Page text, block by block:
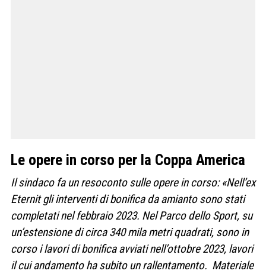
Le opere in corso per la Coppa America
Il sindaco fa un resoconto sulle opere in corso: «Nell’ex
Eternit gli interventi di bonifica da amianto sono stati
completati nel febbraio 2023. Nel Parco dello Sport, su
un’estensione di circa 340 mila metri quadrati, sono in
corso i lavori di bonifica avviati nell’ottobre 2023, lavori
il cui andamento ha subito un rallentamento. Materiale